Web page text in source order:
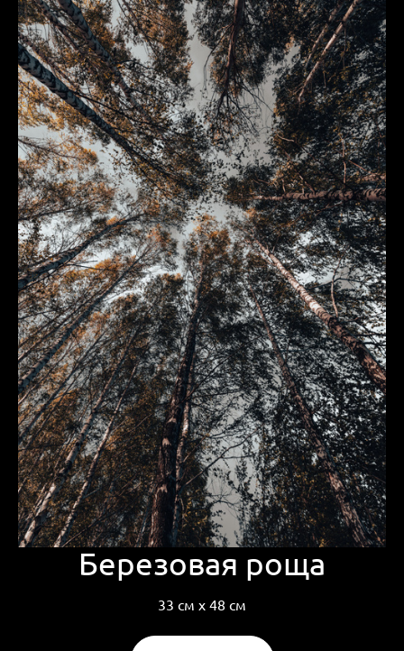
Березовая роща
33 см х 48 см